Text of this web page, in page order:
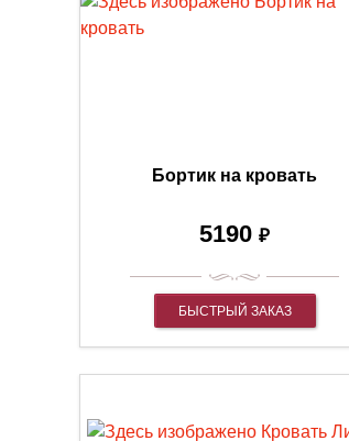
Бортик на кровать
5190 ₽
БЫСТРЫЙ ЗАКАЗ